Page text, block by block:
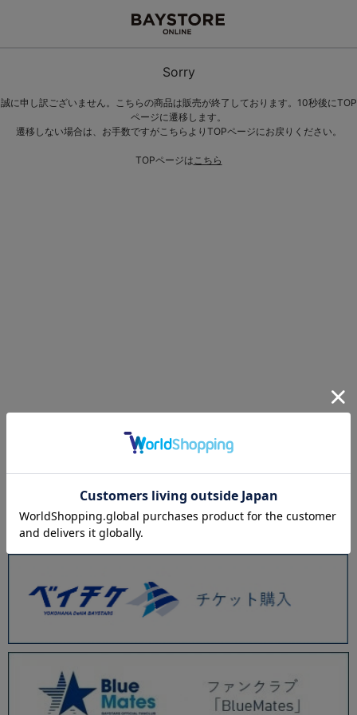
Sorry
誠に申し訳ございません。こちらの商品は販売が終了しております。10秒後にTOP
ページに遷移します。
遷移しない場合は、お手数ですがこちらよりTOPページにお戻りください。
TOPページはこちら